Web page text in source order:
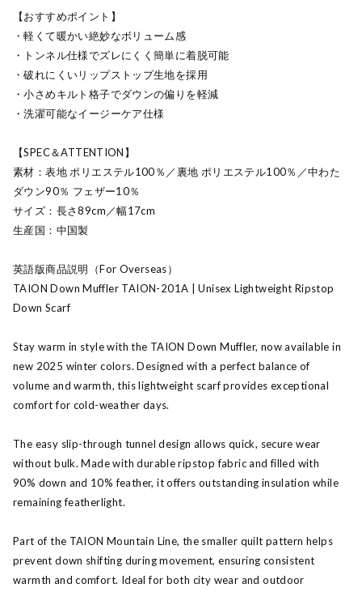
【おすすめポイント】
・軽くて暖かい絶妙なボリューム感
・トンネル仕様でズレにくく簡単に着脱可能
・破れにくいリップストップ生地を採用
・小さめキルト格子でダウンの偏りを軽減
・洗濯可能なイージーケア仕様
【SPEC＆ATTENTION】
素材：表地 ポリエステル100％／裏地 ポリエステル100％／中わた
ダウン90％ フェザー10％
サイズ：長さ89cm／幅17cm
生産国：中国製
英語版商品説明（For Overseas）
TAION Down Muffler TAION-201A | Unisex Lightweight Ripstop
Down Scarf
Stay warm in style with the TAION Down Muffler, now available in
new 2025 winter colors. Designed with a perfect balance of
volume and warmth, this lightweight scarf provides exceptional
comfort for cold-weather days.
The easy slip-through tunnel design allows quick, secure wear
without bulk. Made with durable ripstop fabric and filled with
90% down and 10% feather, it offers outstanding insulation while
remaining featherlight.
Part of the TAION Mountain Line, the smaller quilt pattern helps
prevent down shifting during movement, ensuring consistent
warmth and comfort. Ideal for both city wear and outdoor